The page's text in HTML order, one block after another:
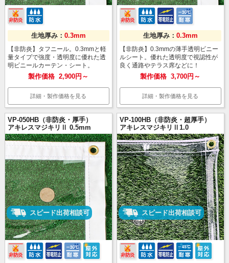
生地厚み： 0.3mm
【非防炎】タフニール。0.3mmと軽
量タイプで強度・透明度に優れた透
明ビニールカーテン・シート。
製作価格 2,900円～
詳細・製作価格を見る
生地厚み： 0.3mm
【非防炎】0.3mmの薄手透明ビニー
ルシート。優れた透明度で視認性が
良く通路やテラス席などに！
製作価格 3,700円～
詳細・製作価格を見る
VP-050HB（非防炎・厚手）
アキレスマジキリⅡ 0.5mm
スピード出荷相談可
VP-100HB（非防炎・超厚手）
アキレスマジキリⅡ1.0
スピード出荷相談可